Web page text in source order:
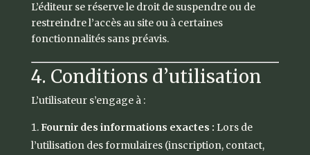
L’éditeur se réserve le droit de suspendre ou de
restreindre l’accès au site ou à certaines
fonctionnalités sans préavis.
4. Conditions d’utilisation
L’utilisateur s’engage à :
Fournir des informations exactes : Lors de
l’utilisation des formulaires (inscription, contact,